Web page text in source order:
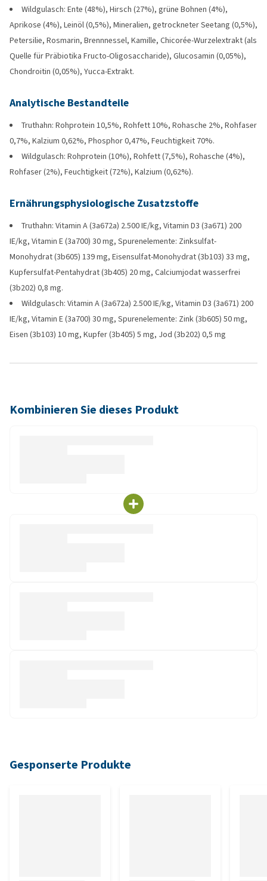
Wildgulasch: Ente (48%), Hirsch (27%), grüne Bohnen (4%),
Aprikose (4%), Leinöl (0,5%), Mineralien, getrockneter Seetang (0,5%),
Petersilie, Rosmarin, Brennnessel, Kamille, Chicorée-Wurzelextrakt (als
Quelle für Präbiotika Fructo-Oligosaccharide), Glucosamin (0,05%),
Chondroitin (0,05%), Yucca-Extrakt.
Analytische Bestandteile
Truthahn: Rohprotein 10,5%, Rohfett 10%, Rohasche 2%, Rohfaser
0,7%, Kalzium 0,62%, Phosphor 0,47%, Feuchtigkeit 70%.
Wildgulasch: Rohprotein (10%), Rohfett (7,5%), Rohasche (4%),
Rohfaser (2%), Feuchtigkeit (72%), Kalzium (0,62%).
Ernährungsphysiologische Zusatzstoffe
Truthahn: Vitamin A (3a672a) 2.500 IE/kg, Vitamin D3 (3a671) 200
IE/kg, Vitamin E (3a700) 30 mg, Spurenelemente: Zinksulfat-
Monohydrat (3b605) 139 mg, Eisensulfat-Monohydrat (3b103) 33 mg,
Kupfersulfat-Pentahydrat (3b405) 20 mg, Calciumjodat wasserfrei
(3b202) 0,8 mg.
Wildgulasch: Vitamin A (3a672a) 2.500 IE/kg, Vitamin D3 (3a671) 200
IE/kg, Vitamin E (3a700) 30 mg, Spurenelemente: Zink (3b605) 50 mg,
Eisen (3b103) 10 mg, Kupfer (3b405) 5 mg, Jod (3b202) 0,5 mg
Kombinieren Sie dieses Produkt
Gesponserte Produkte